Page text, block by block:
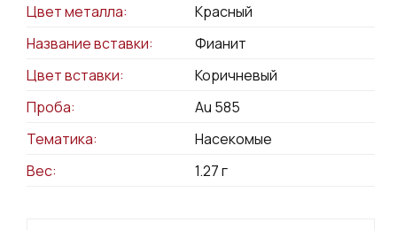
Цвет металла:
Красный
Название вставки:
Фианит
Цвет вставки:
Коричневый
Проба:
Au 585
Тематика:
Насекомые
Вес:
1.27г